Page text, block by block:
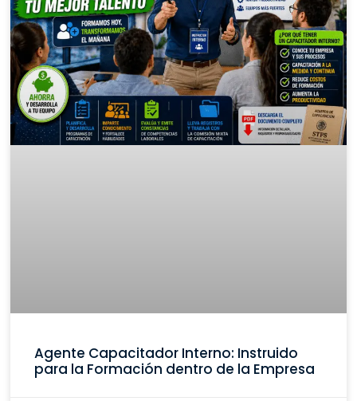
Agente Capacitador Interno: Instruido
para la Formación dentro de la Empresa